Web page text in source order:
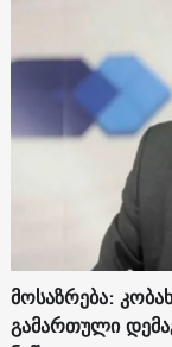
მოსაზრება:
გამართული